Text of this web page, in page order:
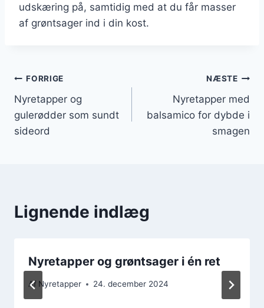
udskæring på, samtidig med at du får masser
af grøntsager ind i din kost.
Indlægsnavigation
FORRIGE
Nyretapper og
gulerødder som sundt
sideord
NÆSTE
Nyretapper med
balsamico for dybde i
smagen
Lignende indlæg
Nyretapper og grøntsager i én ret
Af Nyretapper 24. december 2024